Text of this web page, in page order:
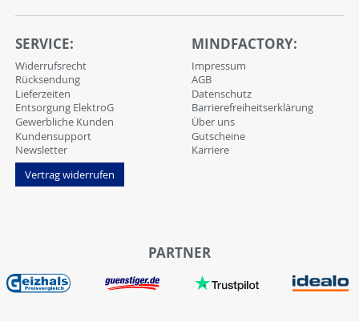
SERVICE:
Widerrufsrecht
Rücksendung
Lieferzeiten
Entsorgung ElektroG
Gewerbliche Kunden
Kundensupport
Newsletter
Vertrag widerrufen
MINDFACTORY:
Impressum
AGB
Datenschutz
Barrierefreiheitserklärung
Über uns
Gutscheine
Karriere
PARTNER